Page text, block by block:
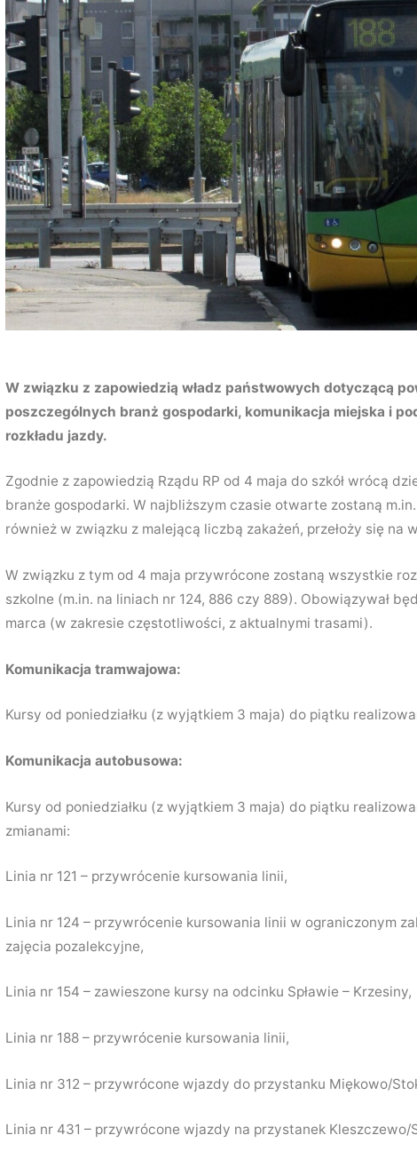
W związku z zapowiedzią władz państwowych dotyczącą
poszczególnych branż gospodarki, komunikacja miejska i
rozkładu jazdy.
Zgodnie z zapowiedzią Rządu RP od 4 maja do szkół wrócą
branże gospodarki. W najbliższym czasie otwarte zostaną
również w związku z malejącą liczbą zakażeń, przełoży się
W związku z tym od 4 maja przywrócone zostaną wszystkie
szkolne (m.in. na liniach nr 124, 886 czy 889). Obowiązywał
marca (w zakresie częstotliwości, z aktualnymi trasami).
Komunikacja tramwajowa:
Kursy od poniedziałku (z wyjątkiem 3 maja) do piątku
Komunikacja autobusowa:
Kursy od poniedziałku (z wyjątkiem 3 maja) do piątku
zmianami:
Linia nr 121 – przywrócenie kursowania linii,
Linia nr 124 – przywrócenie kursowania linii w ograniczonym
zajęcia pozalekcyjne,
Linia nr 154 – zawieszone kursy na odcinku Spławie – Krzesiny,
Linia nr 188 – przywrócenie kursowania linii,
Linia nr 312 – przywrócone wjazdy do przystanku Miękowo/
Linia nr 431 – przywrócone wjazdy na przystanek Kleszczewo/